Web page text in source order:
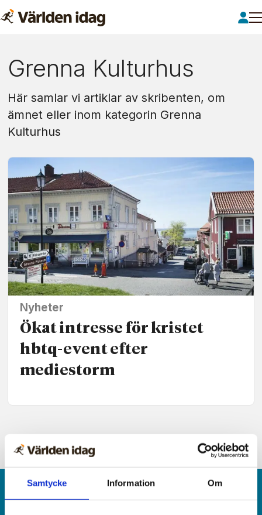
Samtycke Information Om
Om:
grenna
kulturhus
Grenna Kulturhus
Här samlar vi artiklar av skribenten, om
ämnet eller inom kategorin Grenna
Kulturhus
Nyheter
Ökat intresse för kristet
hbtq-event efter
mediestorm